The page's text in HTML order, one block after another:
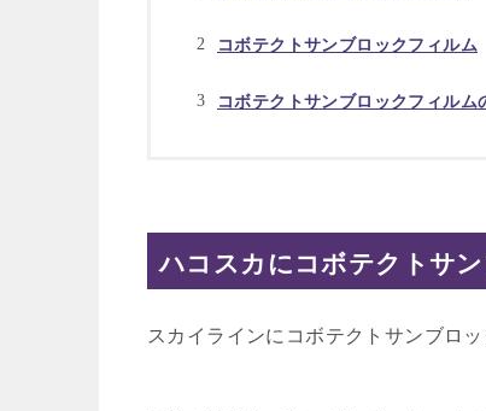
コボテクトサンブロックフィルム
コボテクトサンブロックフィルム
ハコスカにコボテクトサ
スカイラインにコボテクトサンブロ